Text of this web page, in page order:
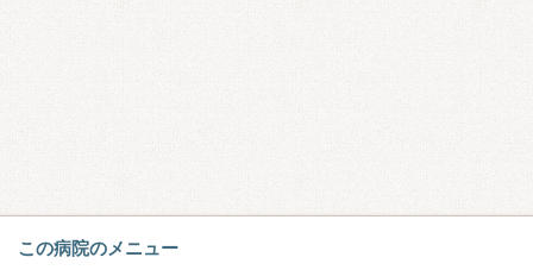
この病院のメニュー